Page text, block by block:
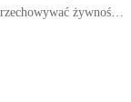
żywność